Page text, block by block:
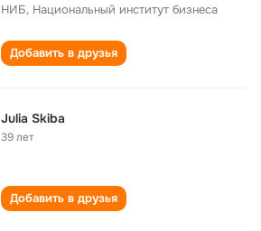
НИБ, Национальный институт бизнеса
Добавить в друзья
Julia Skiba
39 лет
Добавить в друзья